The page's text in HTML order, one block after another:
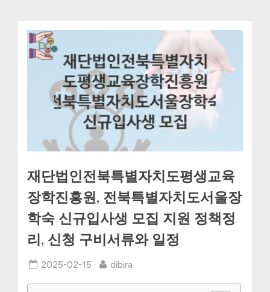
재단법인전북특별자치도평생교육
장학진흥원, 전북특별자치도서울장
학숙 신규입사생 모집 지원 정책정
리, 신청 구비서류와 일정
Posted
2025-02-15 By
dibira